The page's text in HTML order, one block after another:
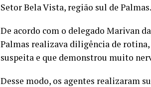
Setor Bela Vista, região sul de Palmas.
De acordo com o delegado Marivan
Palmas realizava diligência de
suspeita e que demonstrou muito
Desse modo, os agentes realizaram